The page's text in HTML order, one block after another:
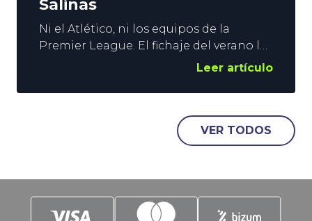
Salinas
Ni el Atlético, ni los equipos de la
Premier League. El fichaje del verano lo
ha hecho YoSports, y es un delantero de
adversarios. Julio Salinas es la nueva
incorporación de la temporada, y que
nadie se preocupe, está inscrito para
formar pareja con nuestro Xabi. LaLiga,
Leer artículo
VER TODOS